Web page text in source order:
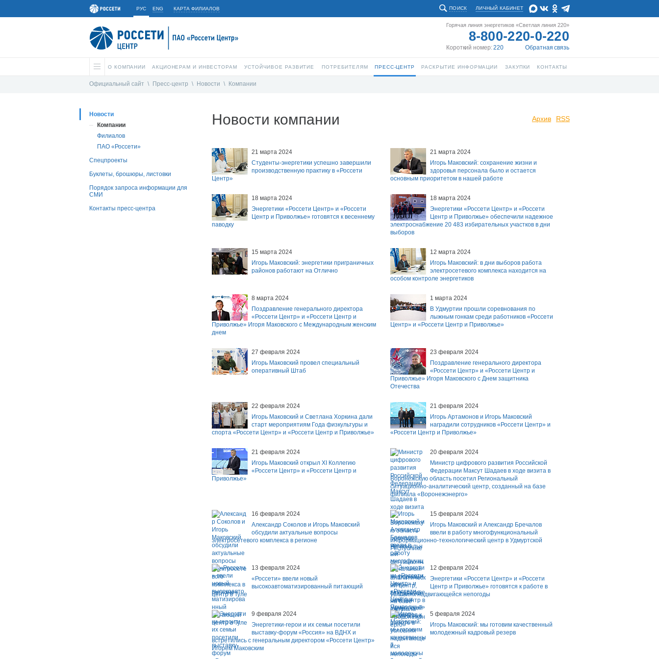
РУС ENG КАРТА ФИЛИАЛОВ ЛИЧНЫЙ КАБИНЕТ
ПОИСК
Горячая линия энергетиков «Светлая линия 220»
8-800-220-0-220
Короткий номер:220 Обратная связь
О КОМПАНИИ АКЦИОНЕРАМ И ИНВЕСТОРАМ УСТОЙЧИВОЕ РАЗВИТИЕ ПОТРЕБИТЕЛЯМ ПРЕСС-ЦЕНТР РАСКРЫТИЕ ИНФОРМАЦИИ ЗАКУПКИ КОНТАКТЫ
Официальный сайт \ Пресс-центр \ Новости \ Компании
Новости
Компании
Филиалов
ПАО «Россети»
Спецпроекты
Буклеты, брошюры, листовки
Порядок запроса информации для
СМИ
Контакты пресс-центра
Новости компании Архив RSS
21 марта 2024
Студенты-энергетики успешно завершили
производственную практику в «Россети
Центр»
21 марта 2024
Игорь Маковский: сохранение жизни и
здоровья персонала было и остается
основным приоритетом в нашей работе
18 марта 2024
Энергетики «Россети Центр» и «Россети
Центр и Приволжье» готовятся к весеннему
паводку
18 марта 2024
Энергетики «Россети Центр» и «Россети
Центр и Приволжье» обеспечили надежное
электроснабжение 20 483 избирательных участков в дни
выборов
15 марта 2024
Игорь Маковский: энергетики приграничных
районов работают на Отлично
12 марта 2024
Игорь Маковский: в дни выборов работа
электросетевого комплекса находится на
особом контроле энергетиков
8 марта 2024
Поздравление генерального директора
«Россети Центр» и «Россети Центр и
Приволжье» Игоря Маковского с Международным женским
днем
1 марта 2024
В Удмуртии прошли соревнования по
лыжным гонкам среди работников «Россети
Центр» и «Россети Центр и Приволжье»
27 февраля 2024
Игорь Маковский провел специальный
оперативный Штаб
23 февраля 2024
Поздравление генерального директора
«Россети Центр» и «Россети Центр и
Приволжье» Игоря Маковского с Днем защитника
Отечества
22 февраля 2024
Игорь Маковский и Светлана Хоркина дали
старт мероприятиям Года физкультуры и
спорта «Россети Центр» и «Россети Центр и Приволжье»
21 февраля 2024
Игорь Артамонов и Игорь Маковский
наградили сотрудников «Россети Центр» и
«Россети Центр и Приволжье»
21 февраля 2024
Игорь Маковский открыл XI Коллегию
«Россети Центр» и «Россети Центр и
Приволжье»
20 февраля 2024
Министр цифрового развития Российской
Федерации Максут Шадаев в ходе визита в
Воронежскую область посетил Региональный
ситуационно-аналитический центр, созданный на базе
филиала «Воронежэнерго»
16 февраля 2024
Александр Соколов и Игорь Маковский
обсудили актуальные вопросы
электросетевого комплекса в регионе
15 февраля 2024
Игорь Маковский и Александр Бречалов
ввели в работу многофункциональный
информационно-технологический центр в Удмуртской
Республике
13 февраля 2024
«Россети» ввели новый
высокоавтоматизированный питающий
центр в Туле
12 февраля 2024
Энергетики «Россети Центр» и «Россети
Центр и Приволжье» готовятся к работе в
условиях надвигающейся непогоды
9 февраля 2024
Энергетики-герои и их семьи посетили
выставку-форум «Россия» на ВДНХ и
встретились с генеральным директором «Россети Центр»
Игорем Маковским
5 февраля 2024
Игорь Маковский: мы готовим качественный
молодежный кадровый резерв